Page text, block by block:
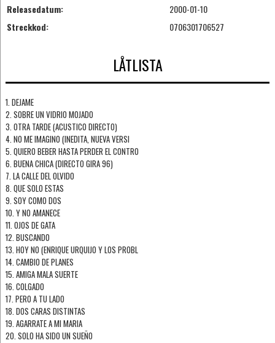
Releasedatum:
2000-01-10
Streckkod:
0706301706527
LÅTLISTA
1. DEJAME
2. SOBRE UN VIDRIO MOJADO
3. OTRA TARDE (ACUSTICO DIRECTO)
4. NO ME IMAGINO (INEDITA, NUEVA VERSI
5. QUIERO BEBER HASTA PERDER EL CONTRO
6. BUENA CHICA (DIRECTO GIRA 96)
7. LA CALLE DEL OLVIDO
8. QUE SOLO ESTAS
9. SOY COMO DOS
10. Y NO AMANECE
11. OJOS DE GATA
12. BUSCANDO
13. HOY NO (ENRIQUE URQUIJO Y LOS PROBL
14. CAMBIO DE PLANES
15. AMIGA MALA SUERTE
16. COLGADO
17. PERO A TU LADO
18. DOS CARAS DISTINTAS
19. AGARRATE A MI MARIA
20. SOLO HA SIDO UN SUEÑO